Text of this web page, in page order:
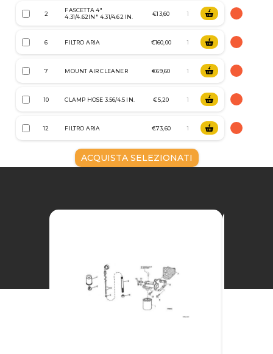
2
FASCETTA 4"
4.31/4.62IN" 4.31/4.62 IN.
€13,60
6 FILTRO ARIA €160,00
7 MOUNT AIR CLEANER €69,60
10 CLAMP HOSE 3.56/4.5 IN. €5,20
12 FILTRO ARIA €73,60
ACQUISTA SELEZIONATI